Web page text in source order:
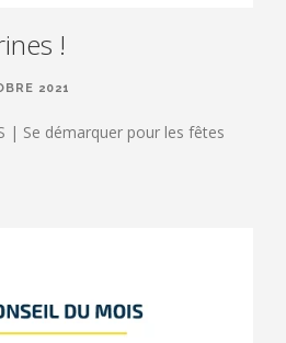
!
2021
| Se démarquer pour les fêtes